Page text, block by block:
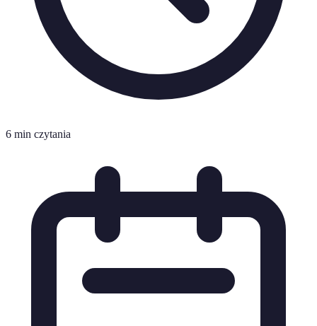
6 min czytania